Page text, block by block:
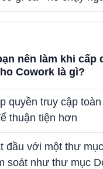
nên làm khi cấp
Cowork là gì?
quyền truy cập
thuận tiện hơn
đầu với một thư
soát như thư mục